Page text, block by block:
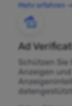
Mehr erfahren
Ad
Schützen
Anzeigen